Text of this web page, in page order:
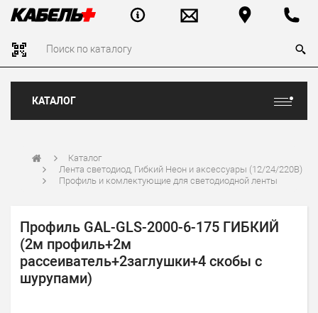
КАТАЛОГ
Каталог
Лента светодиод, Гибкий Неон и аксессуары (12/24/220В)
Профиль и комлектующие для светодиодной ленты
Профиль GAL-GLS-2000-6-175 ГИБКИЙ
(2м профиль+2м
рассеиватель+2заглушки+4 скобы с
шурупами)